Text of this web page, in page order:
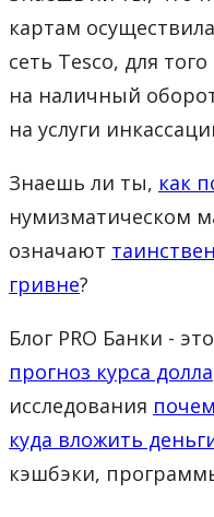
картам
сеть Tesco, для
на наличный
на услуги
Знаешь ли ты, как
нумизматическом
означают
гривне?
Блог PRO Банки -
прогноз курса
исследования
куда вложить
кэшбэки,